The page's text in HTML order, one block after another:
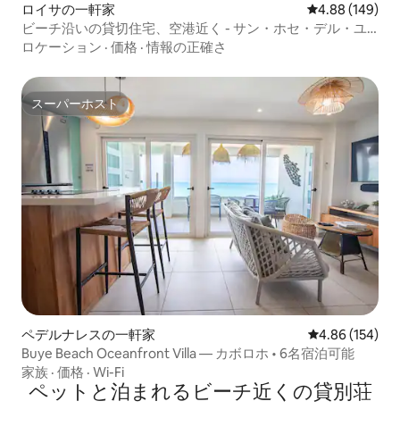
ロイサの一軒家 レビュー149
4.88 (149)
ビーチ沿いの貸切住宅、空港近く - サン・ホセ・デル・ユ
ーカタン
ロケーション · 価格 ·情報の正確さ
スーパーホスト
スーパーホスト
ペデルナレスの一軒家 レビュー154
4.86 (154)
Buye Beach Oceanfront Villa — カボロホ • 6名宿泊可能
家族 · 価格 · Wi-Fi
ペットと泊まれるビーチ近くの貸別荘